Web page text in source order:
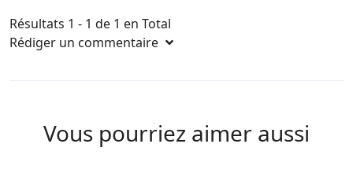
Résultats 1 - 1 de 1 en Total
Rédiger un commentaire
Vous pourriez aimer aussi